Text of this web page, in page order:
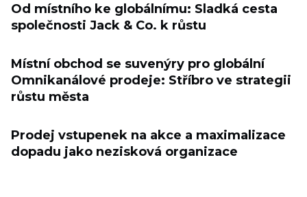
Od místního ke globálnímu: Sladká cesta
společnosti Jack & Co. k růstu
Místní obchod se suvenýry pro globální
Omnikanálové prodeje: Stříbro ve strategii
růstu města
Prodej vstupenek na akce a maximalizace
dopadu jako nezisková organizace